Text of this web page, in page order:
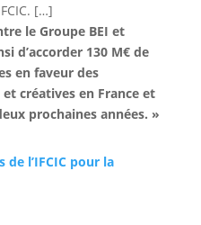
[…]
le Groupe BEI et
d’accorder 130 M€ de
en faveur des
créatives en France et
prochaines années. »
de l’IFCIC pour la